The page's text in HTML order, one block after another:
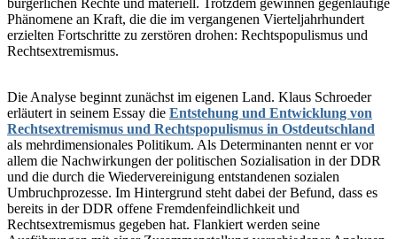
Phänomene an Kraft, die die im vergangenen Vierteljahrhundert
erzielten Fortschritte zu zerstören drohen: Rechtspopulismus und
Rechtsextremismus.
Die Analyse beginnt zunächst im eigenen Land. Klaus Schroeder
erläutert in seinem Essay die Entstehung und Entwicklung von
Rechtsextremismus und Rechtspopulismus in Ostdeutschland
als mehrdimensionales Politikum. Als Determinanten nennt er vor
allem die Nachwirkungen der politischen Sozialisation in der DDR
und die durch die Wiedervereinigung entstandenen sozialen
Umbruchprozesse. Im Hintergrund steht dabei der Befund, dass es
bereits in der DDR offene Fremdenfeindlichkeit und
Rechtsextremismus gegeben hat. Flankiert werden seine